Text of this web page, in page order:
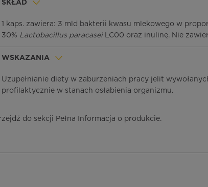
SKŁAD
1 kaps. zawiera: 3 mld bakterii kwasu mlekowego w
30% Lactobacillus paracasei LC00 oraz inulinę. Nie
WSKAZANIA
Uzupełnianie diety w zaburzeniach pracy jelit
profilaktycznie w stanach osłabienia organizmu.
do sekcji Pełna Informacja o produkcie.